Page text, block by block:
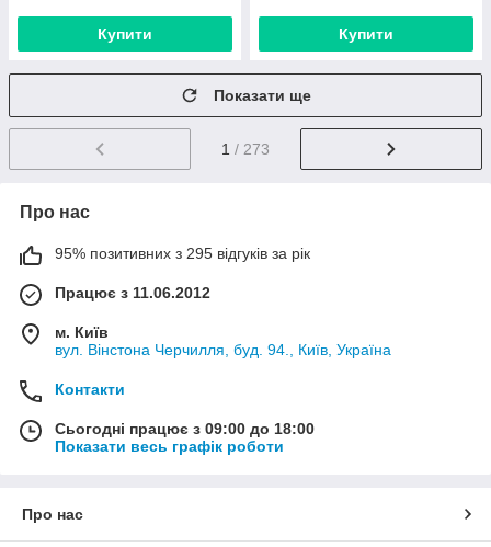
Купити Купити
Показати ще
1 / 273
Про нас
95% позитивних з 295 відгуків за рік
Працює з 11.06.2012
м. Київ
вул. Вінстона Черчилля, буд. 94., Київ, Україна
Контакти
Сьогодні працює з 09:00 до 18:00
Показати весь графік роботи
Про нас